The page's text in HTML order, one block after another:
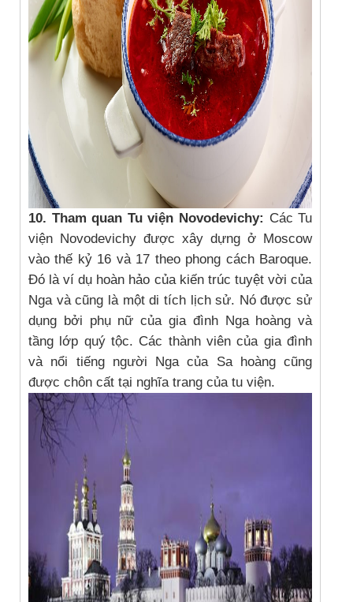
10. Tham quan Tu viện Novodevichy: Các Tu
viện Novodevichy được xây dựng ở Moscow
vào thế kỷ 16 và 17 theo phong cách Baroque.
Đó là ví dụ hoàn hảo của kiến trúc tuyệt vời của
Nga và cũng là một di tích lịch sử. Nó được sử
dụng bởi phụ nữ của gia đình Nga hoàng và
tầng lớp quý tộc. Các thành viên của gia đình
và nổi tiếng người Nga của Sa hoàng cũng
được chôn cất tại nghĩa trang của tu viện.